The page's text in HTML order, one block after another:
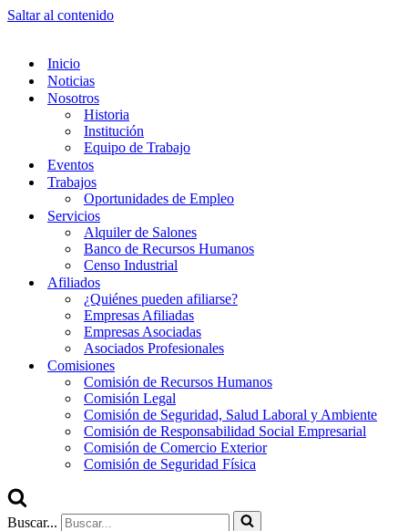
Saltar al contenido
Inicio
Noticias
Nosotros
Historia
Institución
Equipo de Trabajo
Eventos
Trabajos
Oportunidades de Empleo
Servicios
Alquiler de Salones
Banco de Recursos Humanos
Censo Industrial
Afiliados
¿Quiénes pueden afiliarse?
Empresas Afiliadas
Empresas Asociadas
Asociados Profesionales
Comisiones
Comisión de Recursos Humanos
Comisión Legal
Comisión de Seguridad, Salud Laboral y Ambiente
Comisión de Responsabilidad Social Empresarial
Comisión de Comercio Exterior
Comisión de Seguridad Física
Buscar...